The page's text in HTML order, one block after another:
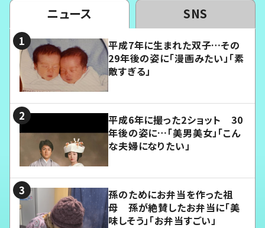
ニュース SNS
平成7年に生まれた双子…その
29年後の姿に「漫画みたい」「素
敵すぎる」
平成6年に撮った2ショット 30
年後の姿に…「美男美女」「こん
な夫婦になりたい」
孫のためにお弁当を作った祖
母 孫が絶賛したお弁当に「美
味しそう」「お弁当すごい」